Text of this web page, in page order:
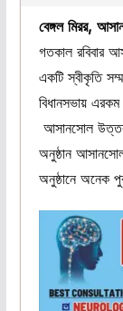
বেঙ্গল মিরর,
গতকাল রবিবার
একটি স্বীকৃতি
বিধানসভায়
আসানসোল উত্তর
অনুষ্ঠান
অনুষ্ঠানে অনেক